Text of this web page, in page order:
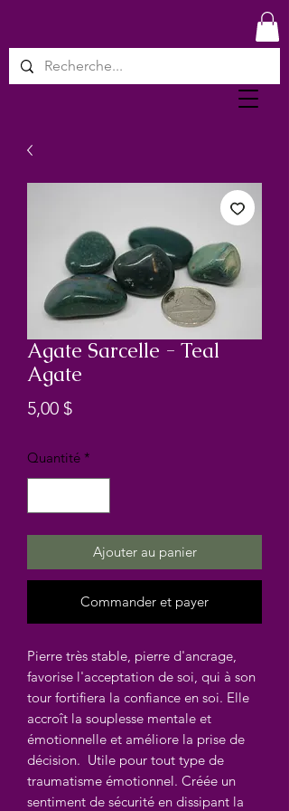
Agate Sarcelle - Teal
Agate
5,00 $Prix
Quantité *
Ajouter au panier
Commander et payer
Pierre très stable, pierre d'ancrage,
favorise l'acceptation de soi, qui à son
tour fortifiera la confiance en soi. Elle
accroît la souplesse mentale et
émotionnelle et améliore la prise de
décision. Utile pour tout type de
traumatisme émotionnel. Créée un
sentiment de sécurité en dissipant la